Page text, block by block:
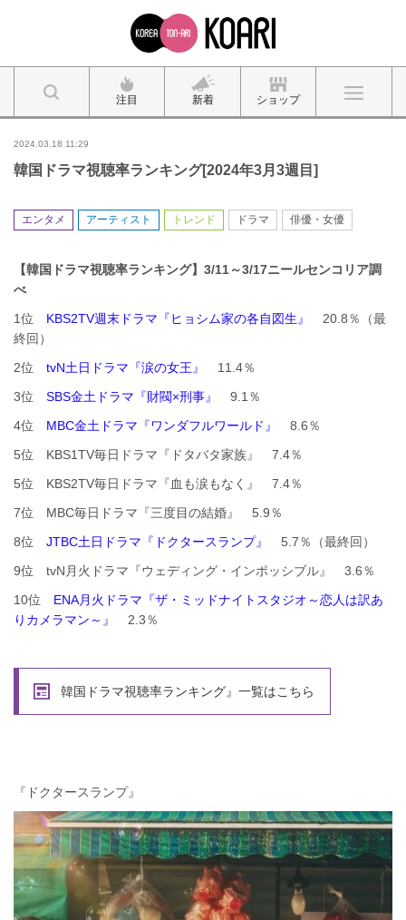
注目 新着 ショップ
2024.03.18 11:29
韓国ドラマ視聴率ランキング[2024年3月3週目]
エンタメ アーティスト トレンド ドラマ 俳優・女優
【韓国ドラマ視聴率ランキング】3/11～3/17ニールセンコリア調
べ
1位 KBS2TV週末ドラマ『ヒョシム家の各自図生』
20.8％（最
終回）
2位 tvN土日ドラマ『涙の女王』
11.4％
3位 SBS金土ドラマ『財閥×刑事』
9.1％
4位 MBC金土ドラマ『ワンダフルワールド』
8.6％
5位 KBS1TV毎日ドラマ『ドタバタ家族』 7.4％
5位 KBS2TV毎日ドラマ『血も涙もなく』 7.4％
7位 MBC毎日ドラマ『三度目の結婚』 5.9％
8位 JTBC土日ドラマ『ドクタースランプ』
5.7％（最終回）
9位 tvN月火ドラマ『ウェディング・インポッシブル』 3.6％
10位 ENA月火ドラマ『ザ・ミッドナイトスタジオ～恋人は訳あ
りカメラマン～』
2.3％
韓国ドラマ視聴率ランキング』一覧はこちら
『ドクタースランプ』